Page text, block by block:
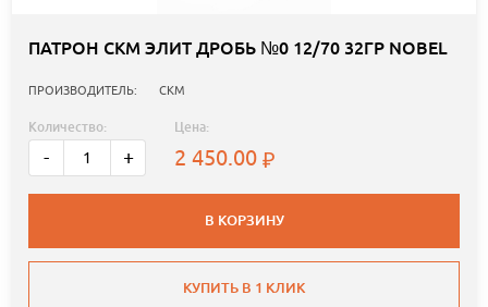
ПАТРОН СКМ ЭЛИТ ДРОБЬ №0 12/70 32ГР NOBEL
ПРОИЗВОДИТЕЛЬ: СКМ
Количество:
- +
Цена:
2 450.00
В КОРЗИНУ
КУПИТЬ В 1 КЛИК